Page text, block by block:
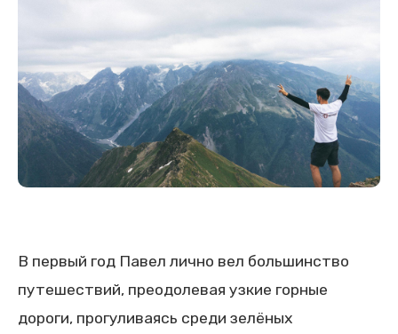
В первый год Павел лично вел большинство
путешествий, преодолевая узкие горные
дороги, прогуливаясь среди зелёных